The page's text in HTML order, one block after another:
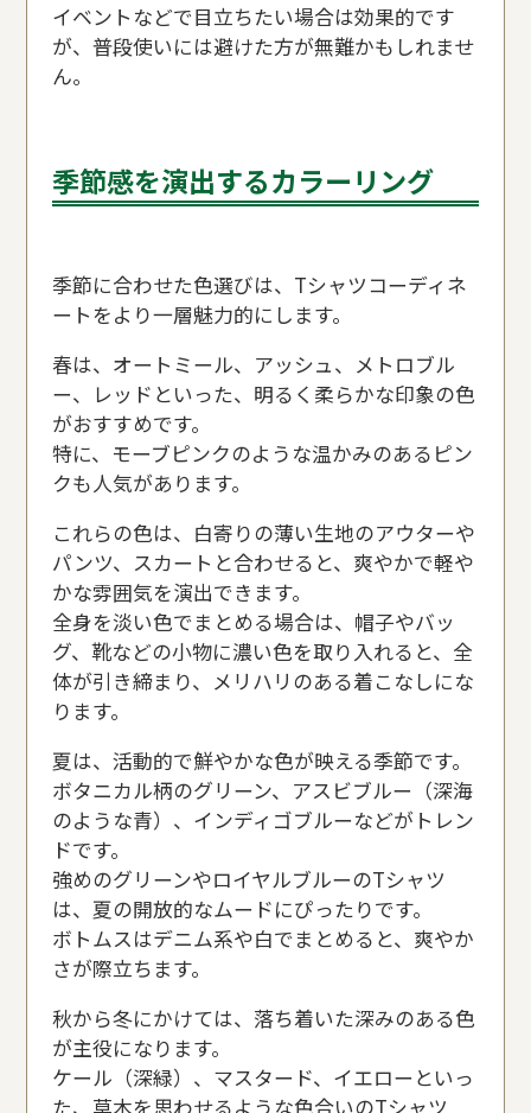
イベントなどで目立ちたい場合は効果的です
が、普段使いには避けた方が無難かもしれませ
ん。
季節感を演出するカラーリング
季節に合わせた色選びは、Tシャツコーディネ
ートをより一層魅力的にします。
春は、オートミール、アッシュ、メトロブル
ー、レッドといった、明るく柔らかな印象の色
がおすすめです。
特に、モーブピンクのような温かみのあるピン
クも人気があります。
これらの色は、白寄りの薄い生地のアウターや
パンツ、スカートと合わせると、爽やかで軽や
かな雰囲気を演出できます。
全身を淡い色でまとめる場合は、帽子やバッ
グ、靴などの小物に濃い色を取り入れると、全
体が引き締まり、メリハリのある着こなしにな
ります。
夏は、活動的で鮮やかな色が映える季節です。
ボタニカル柄のグリーン、アスビブルー（深海
のような青）、インディゴブルーなどがトレン
ドです。
強めのグリーンやロイヤルブルーのTシャツ
は、夏の開放的なムードにぴったりです。
ボトムスはデニム系や白でまとめると、爽やか
さが際立ちます。
秋から冬にかけては、落ち着いた深みのある色
が主役になります。
ケール（深緑）、マスタード、イエローといっ
た、草木を思わせるような色合いのTシャツ